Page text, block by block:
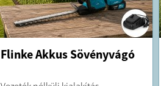
Flinke Akkus Sövényvágó